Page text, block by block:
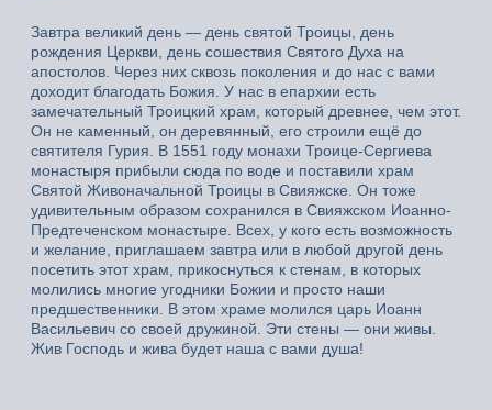
Завтра великий день — день святой Троицы, день
рождения Церкви, день сошествия Святого Духа на
апостолов. Через них сквозь поколения и до нас с вами
доходит благодать Божия. У нас в епархии есть
замечательный Троицкий храм, который древнее, чем этот.
Он не каменный, он деревянный, его строили ещё до
святителя Гурия. В 1551 году монахи Троице-Сергиева
монастыря прибыли сюда по воде и поставили храм
Святой Живоначальной Троицы в Свияжске. Он тоже
удивительным образом сохранился в Свияжском Иоанно-
Предтеченском монастыре. Всех, у кого есть возможность
и желание, приглашаем завтра или в любой другой день
посетить этот храм, прикоснуться к стенам, в которых
молились многие угодники Божии и просто наши
предшественники. В этом храме молился царь Иоанн
Васильевич со своей дружиной. Эти стены — они живы.
Жив Господь и жива будет наша с вами душа!